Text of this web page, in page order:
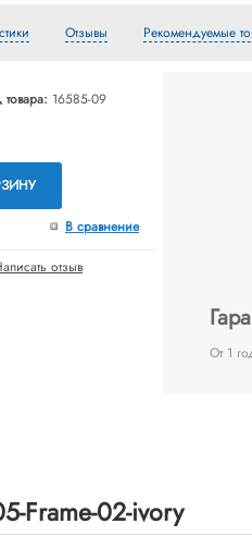
Отзывы Рекомендуемые
товара: 16585-09
В сравнение
отзыв
От 1
Frame-02-ivory